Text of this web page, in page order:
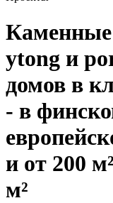
Каменные
ytong и
домов в
- в
и от 200
м²